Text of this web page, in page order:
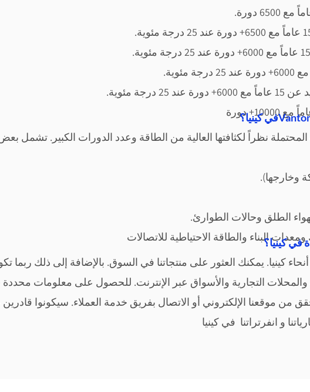
اً مع 6500 دورة.
اً مع 6500+ دورة عند 25 درجة مئوية.
اً مع 6000+ دورة عند 25 درجة مئوية.
عند 25 درجة مئوية.
اً مع 6000+ دورة عند 25 درجة مئوية.
اً مع 10000+ دورة
نظراً لكثافتها العالية من الطاقة وعدد الدورات الكبير. تشمل
وخارجها).
في كينيا؟
كينيا. يمكنك العثور على منتجاتنا في السوق. بالإضافة إلى ذلك ربما
والمحلات التجارية والأسواق عبر الإنترنت. للحصول على معلومات
من موقعنا الإلكتروني أو الاتصال بفريق خدمة العملاء. سيكونوا
و انفرتراتنا في كينيا